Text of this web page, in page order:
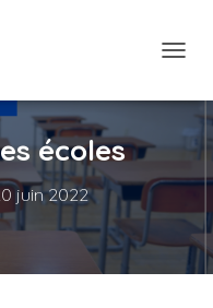
L
A
écoles
juin 2022